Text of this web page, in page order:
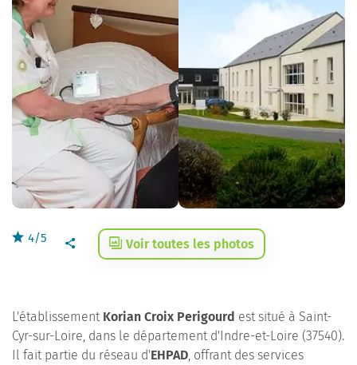
4/5 Voir toutes les photos
L'établissement Korian Croix Perigourd est situé à Saint-
Cyr-sur-Loire, dans le département d'Indre-et-Loire (37540).
Il fait partie du réseau d'EHPAD, offrant des services